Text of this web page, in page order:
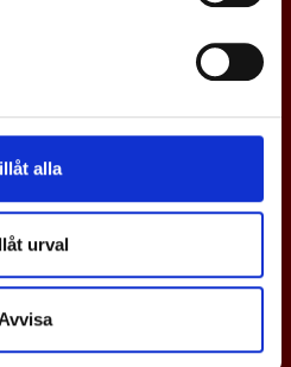
alla
urval
Avvisa
i världsklass,
via